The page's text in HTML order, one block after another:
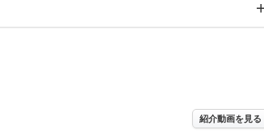
センターデフロック
キーレス 紹介動画を見る